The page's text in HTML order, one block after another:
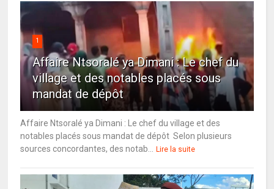
1
Affaire Ntsoralé ya Dimani : Le chef du
village et des notables placés sous
mandat de dépôt
Affaire Ntsoralé ya Dimani : Le chef du village et des
notables placés sous mandat de dépôt Selon plusieurs
sources concordantes, des notab...
Lire la suite